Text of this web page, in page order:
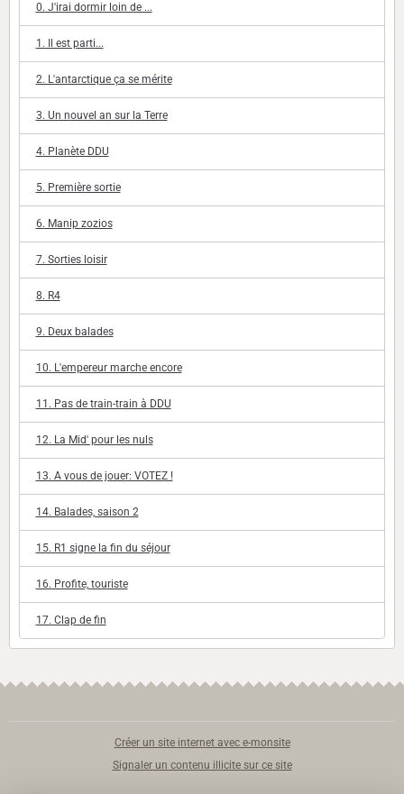
0. J'irai dormir loin de ...
1. Il est parti...
2. L'antarctique ça se mérite
3. Un nouvel an sur la Terre
4. Planète DDU
5. Première sortie
6. Manip zozios
7. Sorties loisir
8. R4
9. Deux balades
10. L'empereur marche encore
11. Pas de train-train à DDU
12. La Mid' pour les nuls
13. A vous de jouer: VOTEZ !
14. Balades, saison 2
15. R1 signe la fin du séjour
16. Profite, touriste
17. Clap de fin
Créer un site internet avec e-monsite
Signaler un contenu illicite sur ce site